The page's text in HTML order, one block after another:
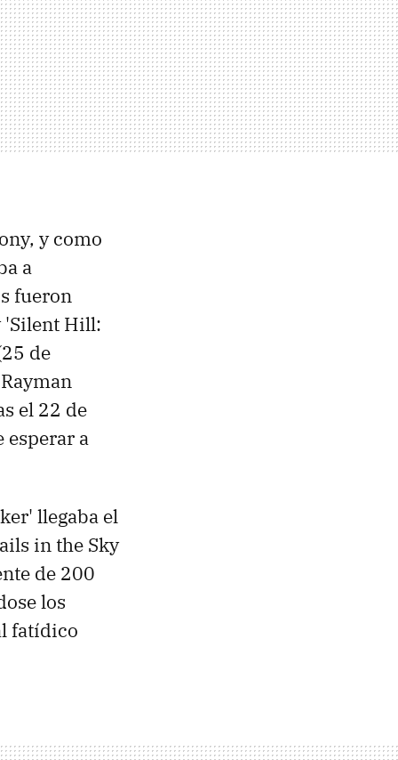
y como
a
fueron
'Silent Hill:
de
el 22 de
esperar a
llegaba el
in the Sky
de 200
los
fatídico